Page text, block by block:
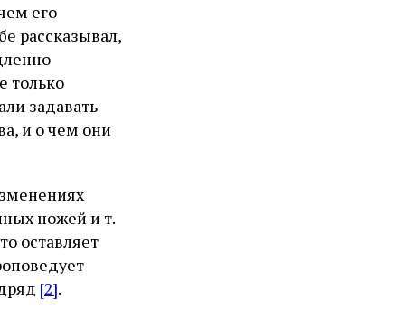
его
рассказывал,
только
задавать
и о чем они
ножей и т.
оставляет
[2].